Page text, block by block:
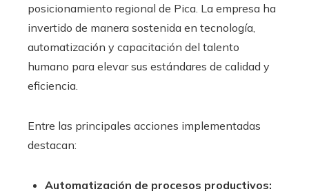
posicionamiento regional de Pica. La empresa ha
invertido de manera sostenida en tecnología,
automatización y capacitación del talento
humano para elevar sus estándares de calidad y
eficiencia.
Entre las principales acciones implementadas
destacan:
Automatización de procesos productivos: